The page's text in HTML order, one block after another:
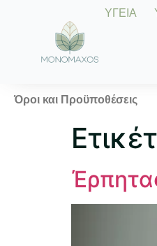
ΥΓΕΙΑ
Όροι και Προϋποθέσεις